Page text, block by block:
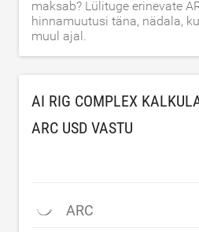
maksab? Lülituge erinevate
hinnamuutusi täna, nädala,
muul ajal.
AI RIG COMPLEX
ARC USD VASTU
ARC